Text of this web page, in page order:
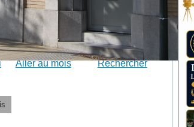
Aller au mois Rechercher